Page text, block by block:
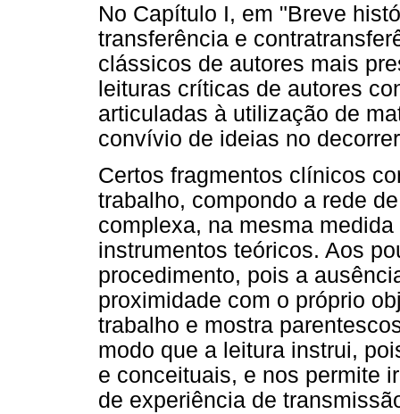
No Capítulo I, em "Breve
transferência e
clássicos de autores mais
leituras críticas de autores
articuladas à utilização de
convívio de ideias no
Certos fragmentos clínicos
trabalho, compondo a rede
complexa, na mesma
instrumentos teóricos. Aos
procedimento, pois a
proximidade com o próprio
trabalho e mostra
modo que a leitura instrui,
e conceituais, e nos permite
de experiência de